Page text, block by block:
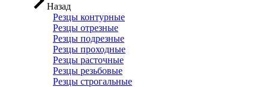
Назад
Резцы контурные
Резцы отрезные
Резцы подрезные
Резцы проходные
Резцы расточные
Резцы резьбовые
Резцы строгальные